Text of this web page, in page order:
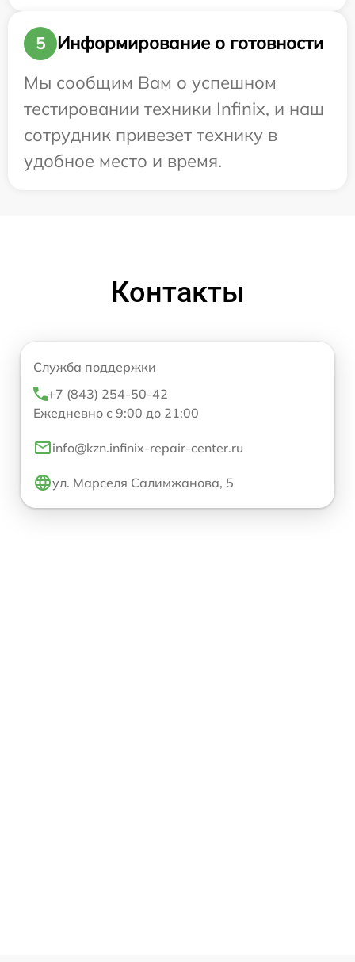
5
Информирование о готовности
Мы сообщим Вам о успешном
тестировании техники Infinix, и наш
сотрудник привезет технику в
удобное место и время.
Контакты
Служба поддержки
+7 (843) 254-50-42
Ежедневно с 9:00 до 21:00
info@kzn.infinix-repair-center.ru
ул. Марселя Салимжанова, 5